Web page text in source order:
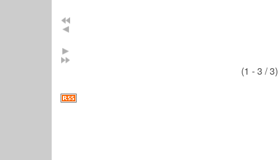
(1 - 3 / 3)